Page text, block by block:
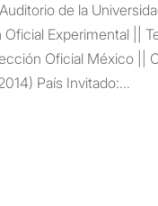
de la
Experimental ||
Oficial México ||
País Invitado:...